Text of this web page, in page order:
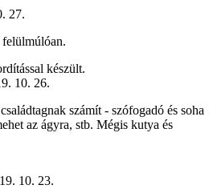
27.
felülmúlóan.
készült.
10. 26.
számít - szófogadó és soha
az ágyra, stb. Mégis kutya és
10. 23.